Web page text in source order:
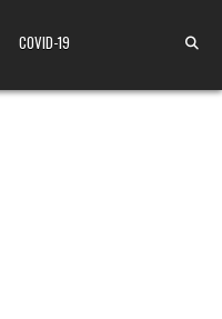
COVID-19